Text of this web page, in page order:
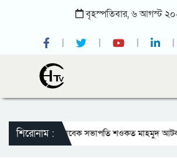
বৃহস্পতিবার,৬আগস্ট
শিরোনাম :সাবেক সভাপতি শওকত মাহমুদ আটক